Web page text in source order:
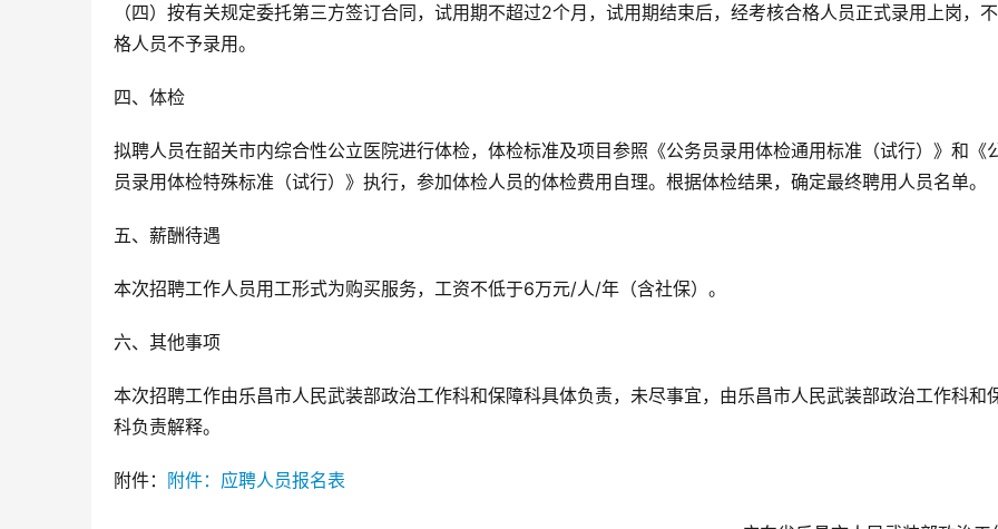
（四）按有关规定委托第三方签订合同，试用期不超过2个月，试用期结束后，经考核合格人员正式录用上岗，
格人员不予录用。
四、体检
拟聘人员在韶关市内综合性公立医院进行体检，体检标准及项目参照《公务员录用体检通用标准（试行）》和《
员录用体检特殊标准（试行）》执行，参加体检人员的体检费用自理。根据体检结果，确定最终聘用人员名单。
五、薪酬待遇
本次招聘工作人员用工形式为购买服务，工资不低于6万元/人/年（含社保）。
六、其他事项
本次招聘工作由乐昌市人民武装部政治工作科和保障科具体负责，未尽事宜，由乐昌市人民武装部政治工作科和
科负责解释。
附件： 附件：应聘人员报名表